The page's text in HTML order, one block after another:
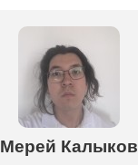
Мерей Калыков